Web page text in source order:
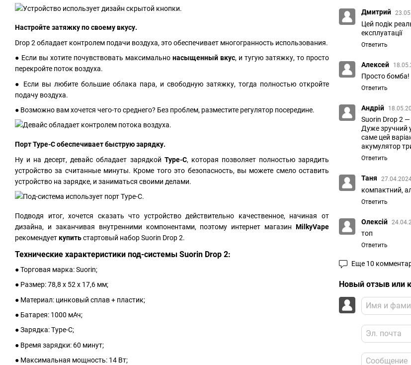
Настройте затяжку по своему вкусу.
Drop 2 обладает контролем подачи воздуха, это обеспечивает многогранность использования.
● Если вы хотите почувствовать максимально насыщенный вкус, и тугую затяжку, то просто
перекройте поток воздуха.
● Если вы любите большие облака пара, и свободную затяжку, тогда полностью откройте
подачу воздуха.
● Возможно вам хочется чего-то среднего? Без проблем, разместите регулятор посередине.
Порт Type-C обеспечивает быструю зарядку.
Ну и на десерт, девайс обладает зарядкой Type-C, которая позволяет полностью зарядить
устройство за считанные минуты. Кроме того это безопасность, вы можете смело оставить
устройство на зарядке, и заниматься своими делами.
Подводя итог, хочется сказать что устройство действительно качественное, начиная от
дизайна, и заканчивая внутренними компонентами, поэтому интернет магазин MilkyVape
рекомендуеткупитьстартовый набор Suorin Drop 2.
Технические характеристики под-системы Suorin Drop 2:
● Торговая марка: Suorin;
● Размер: 78,8 x 52 x 17,6 мм;
● Материал: цинковый сплав + пластик;
● Батарея: 1000 мАч;
● Зарядка: Type-C;
● Время зарядки: 60 минут;
● Максимальная мощность: 14 Вт;
Дмитрий
Цей подік
експлуатації
Ответить
Алексей
Просто бомба!
Ответить
Андрій
Suorin Drop 2 —
Дуже зручний
саме цей
акумулятор
Ответить
Таня
компактний,
Ответить
Олексій
топ
Ответить
Еще 10
Новый отзыв или